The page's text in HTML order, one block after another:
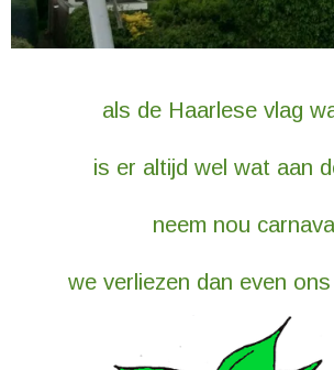
als de Haarlese vlag
is er altijd wel wat aan
neem nou
we verliezen dan even